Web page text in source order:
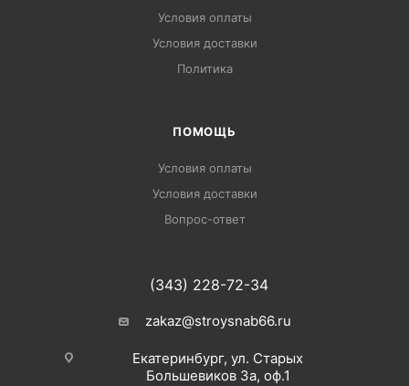
Условия оплаты
Условия доставки
Политика
ПОМОЩЬ
Условия оплаты
Условия доставки
Вопрос-ответ
(343) 228-72-34
zakaz@stroysnab66.ru
Екатеринбург, ул. Старых
Большевиков 3а, оф.1